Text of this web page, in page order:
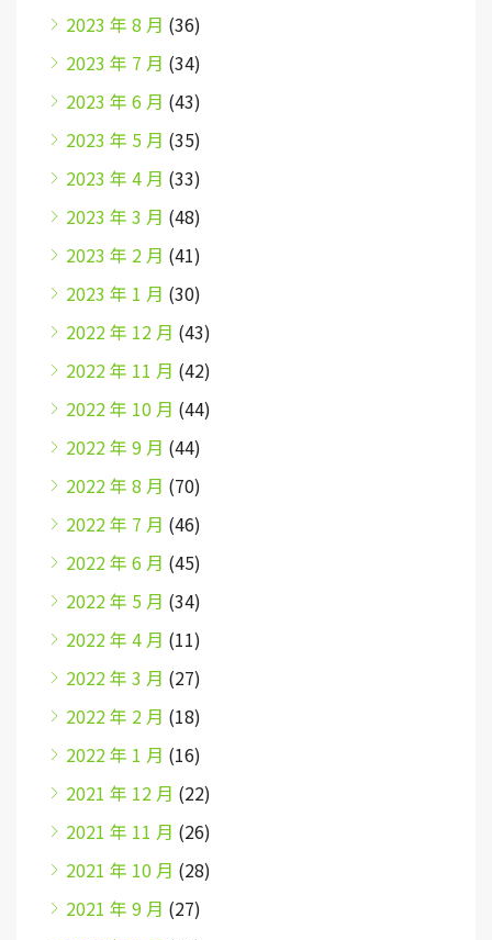
2023 年 8 月 (36)
2023 年 7 月 (34)
2023 年 6 月 (43)
2023 年 5 月 (35)
2023 年 4 月 (33)
2023 年 3 月 (48)
2023 年 2 月 (41)
2023 年 1 月 (30)
2022 年 12 月 (43)
2022 年 11 月 (42)
2022 年 10 月 (44)
2022 年 9 月 (44)
2022 年 8 月 (70)
2022 年 7 月 (46)
2022 年 6 月 (45)
2022 年 5 月 (34)
2022 年 4 月 (11)
2022 年 3 月 (27)
2022 年 2 月 (18)
2022 年 1 月 (16)
2021 年 12 月 (22)
2021 年 11 月 (26)
2021 年 10 月 (28)
2021 年 9 月 (27)